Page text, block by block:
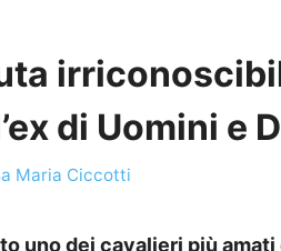
di Uomini e
Maria Ciccotti
uno dei cavalieri più